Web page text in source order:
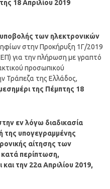
18 Απριλίου 2019
των ηλεκτρονικών
στην Προκήρυξη 1Γ/2019
για την πλήρωση με γραπτό
προσωπικού
Τράπεζα της Ελλάδος,
της Πέμπτης 18
εν λόγω διαδικασία
της υπογεγραμμένης
αίτησης των
περίπτωση,
την 22α Απριλίου 2019,